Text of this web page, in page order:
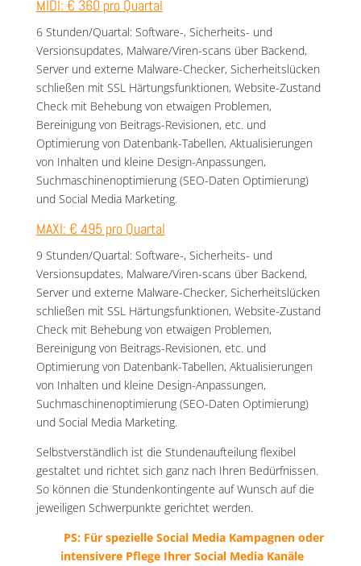
MIDI: € 360 pro Quartal
6 Stunden/Quartal: Software-, Sicherheits- und
Versionsupdates, Malware/Viren-scans über Backend,
Server und externe Malware-Checker, Sicherheitslücken
schließen mit SSL Härtungsfunktionen, Website-Zustand
Check mit Behebung von etwaigen Problemen,
Bereinigung von Beitrags-Revisionen, etc. und
Optimierung von Datenbank-Tabellen, Aktualisierungen
von Inhalten und kleine Design-Anpassungen,
Suchmaschinenoptimierung (SEO-Daten Optimierung)
und Social Media Marketing.
MAXI: € 495 pro Quartal
9 Stunden/Quartal: Software-, Sicherheits- und
Versionsupdates, Malware/Viren-scans über Backend,
Server und externe Malware-Checker, Sicherheitslücken
schließen mit SSL Härtungsfunktionen, Website-Zustand
Check mit Behebung von etwaigen Problemen,
Bereinigung von Beitrags-Revisionen, etc. und
Optimierung von Datenbank-Tabellen, Aktualisierungen
von Inhalten und kleine Design-Anpassungen,
Suchmaschinenoptimierung (SEO-Daten Optimierung)
und Social Media Marketing.
Selbstverständlich ist die Stundenaufteilung flexibel
gestaltet und richtet sich ganz nach Ihren Bedürfnissen.
So können die Stundenkontingente auf Wunsch auf die
jeweiligen Schwerpunkte gerichtet werden.
PS: Für spezielle Social Media Kampagnen oder
intensivere Pflege Ihrer Social Media Kanäle